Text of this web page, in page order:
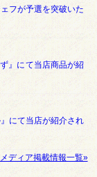
フが予選を突破いた
』にて当店商品が紹
にて当店が紹介され
メディア掲載情報一覧»